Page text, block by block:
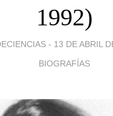
1992)
- 13 DE ABRIL
BIOGRAFÍAS